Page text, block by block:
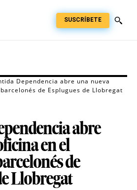
SUSCRÍBETE
Dependencia abre una nueva
de Esplugues de Llobregat
abre
en el
de
Llobregat